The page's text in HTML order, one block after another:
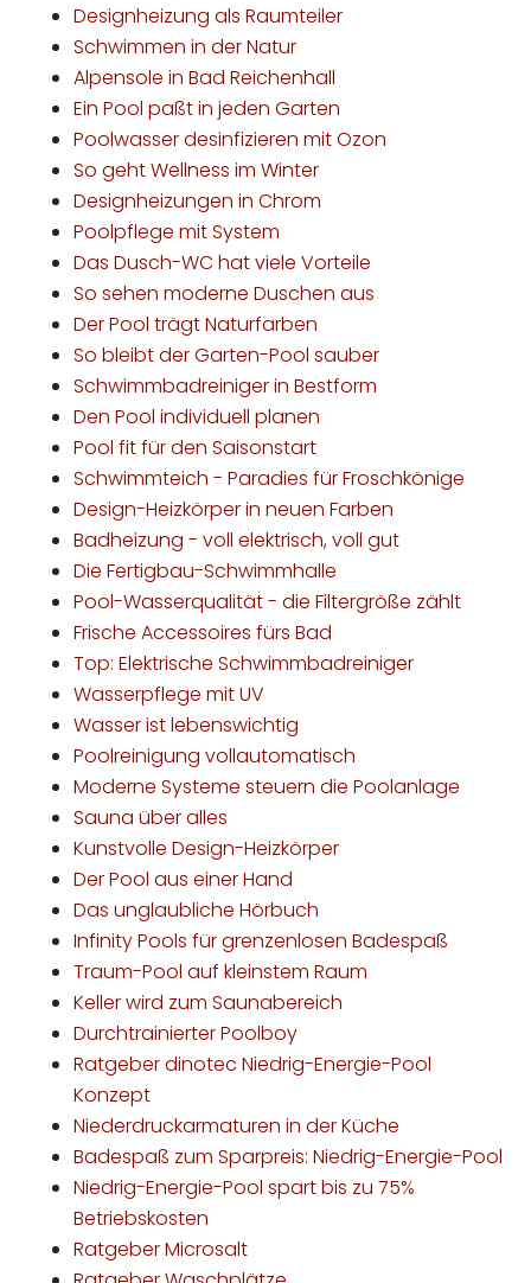
Designheizung als Raumteiler
Schwimmen in der Natur
Alpensole in Bad Reichenhall
Ein Pool paßt in jeden Garten
Poolwasser desinfizieren mit Ozon
So geht Wellness im Winter
Designheizungen in Chrom
Poolpflege mit System
Das Dusch-WC hat viele Vorteile
So sehen moderne Duschen aus
Der Pool trägt Naturfarben
So bleibt der Garten-Pool sauber
Schwimmbadreiniger in Bestform
Den Pool individuell planen
Pool fit für den Saisonstart
Schwimmteich - Paradies für Froschkönige
Design-Heizkörper in neuen Farben
Badheizung - voll elektrisch, voll gut
Die Fertigbau-Schwimmhalle
Pool-Wasserqualität - die Filtergröße zählt
Frische Accessoires fürs Bad
Top: Elektrische Schwimmbadreiniger
Wasserpflege mit UV
Wasser ist lebenswichtig
Poolreinigung vollautomatisch
Moderne Systeme steuern die Poolanlage
Sauna über alles
Kunstvolle Design-Heizkörper
Der Pool aus einer Hand
Das unglaubliche Hörbuch
Infinity Pools für grenzenlosen Badespaß
Traum-Pool auf kleinstem Raum
Keller wird zum Saunabereich
Durchtrainierter Poolboy
Ratgeber dinotec Niedrig-Energie-Pool
Konzept
Niederdruckarmaturen in der Küche
Badespaß zum Sparpreis: Niedrig-Energie-Pool
Niedrig-Energie-Pool spart bis zu 75%
Betriebskosten
Ratgeber Microsalt